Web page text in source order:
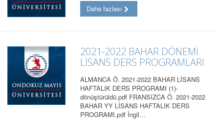
Daha fazlası
2021-2022 BAHAR DÖNEMİ
LİSANS DERS PROGRAMLARI
ALMANCA Ö. 2021-2022 BAHAR LİSANS
HAFTALIK DERS PROGRAMI (1)-
dönüştürüldü.pdf FRANSIZCA Ö. 2021-2022
BAHAR YY LİSANS HAFTALIK DERS
PROGRAMI.pdf İngil…